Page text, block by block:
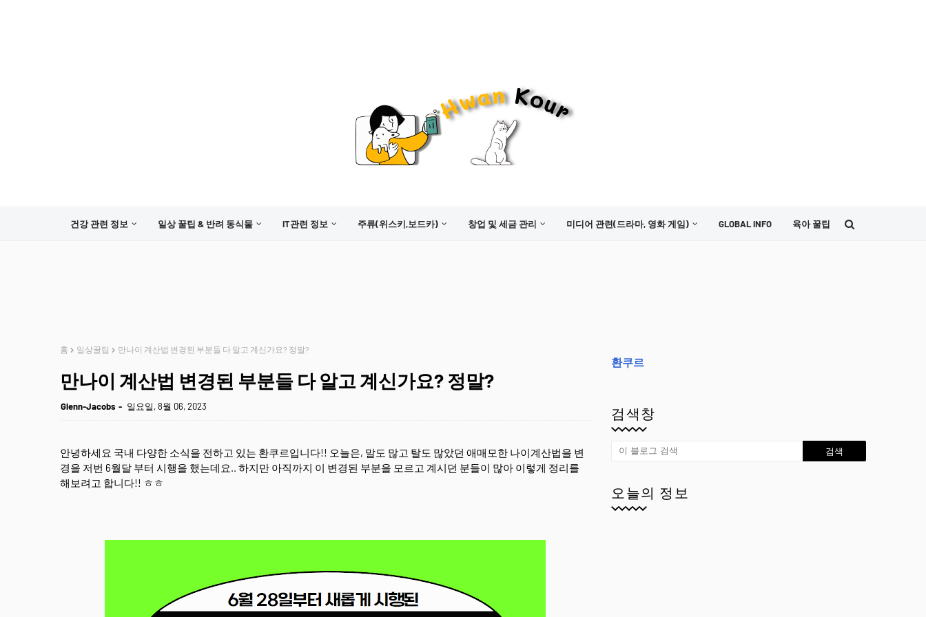
건강 관련 정보 일상 꿀팁 & 반려 동식물 IT관련 정보 주류(위스키,보드카) 창업 및 세금 관리 미디어 관련(드라마, 영화 게임) GLOBAL INFO 육아 꿀팁
홈 일상꿀팁 만나이 계산법 변경된 부분들 다 알고 계신가요? 정말?
만나이 계산법 변경된 부분들 다 알고 계신가요? 정말?
Glenn-Jacobs 일요일, 8월 06, 2023
안녕하세요 국내 다양한 소식을 전하고 있는 환쿠르입니다!! 오늘은, 말도 많고 탈도 많았던 애매모한 나이계산법을 변
경을 저번 6월달 부터 시행을 했는데요.. 하지만 아직까지 이 변경된 부분을 모르고 계시던 분들이 많아 이렇게 정리를
해보려고 합니다!! ㅎㅎ
환쿠르
검색창
오늘의 정보